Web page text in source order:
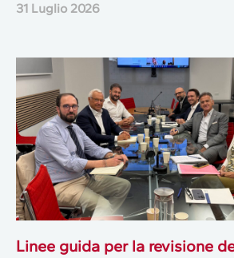
31 Luglio 2026
Linee guida per la revisione